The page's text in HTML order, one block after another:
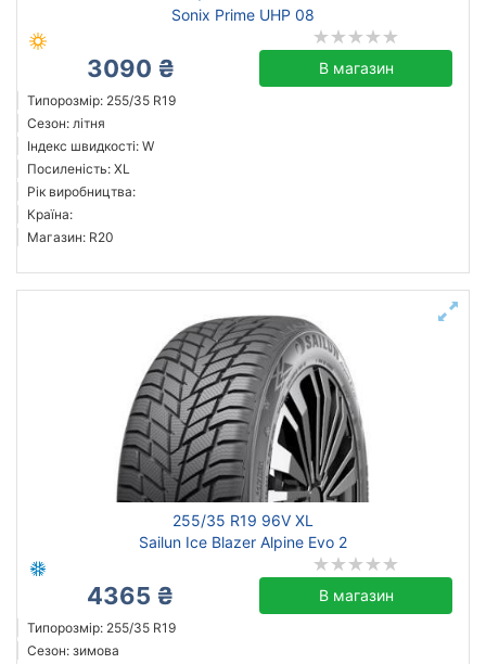
Sonix Prime UHP 08
3090 ₴ В магазин
Типорозмір: 255/35 R19
Сезон: літня
Індекс швидкості: W
Посиленість: XL
Рік виробництва:
Країна:
Магазин: R20
255/35 R19 96V XL
Sailun Ice Blazer Alpine Evo 2
4365 ₴ В магазин
Типорозмір: 255/35 R19
Сезон: зимова